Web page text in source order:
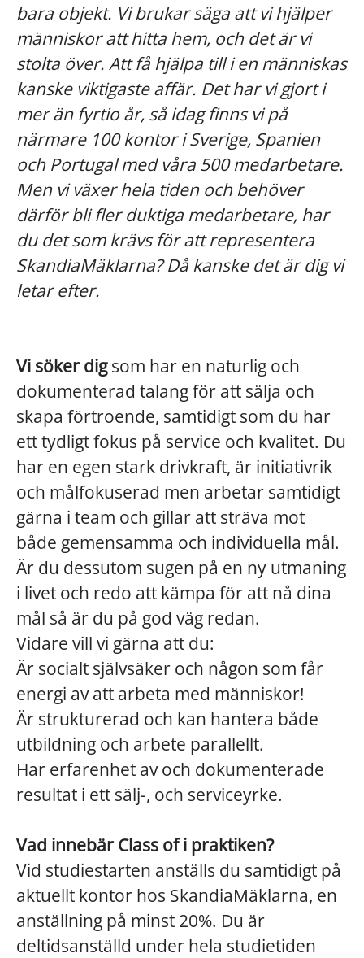
bara objekt. Vi brukar säga att vi hjälper
människor att hitta hem, och det är vi
stolta över. Att få hjälpa till i en människas
kanske viktigaste affär. Det har vi gjort i
mer än fyrtio år, så idag finns vi på
närmare 100 kontor i Sverige, Spanien
och Portugal med våra 500 medarbetare.
Men vi växer hela tiden och behöver
därför bli fler duktiga medarbetare, har
du det som krävs för att representera
SkandiaMäklarna? Då kanske det är dig vi
letar efter.
Vi söker digsom har en naturlig och
dokumenterad talang för att sälja och
skapa förtroende, samtidigt som du har
ett tydligt fokus på service och kvalitet. Du
har en egen stark drivkraft, är initiativrik
och målfokuserad men arbetar samtidigt
gärna i team och gillar att sträva mot
både gemensamma och individuella mål.
Är du dessutom sugen på en ny utmaning
i livet och redo att kämpa för att nå dina
mål så är du på god väg redan.
Vidare vill vi gärna att du:
Är socialt självsäker och någon som får
energi av att arbeta med människor!
Är strukturerad och kan hantera både
utbildning och arbete parallellt.
Har erfarenhet av och dokumenterade
resultat i ett sälj-, och serviceyrke.
Vad innebär Class of i praktiken?
Vid studiestarten anställs du samtidigt på
aktuellt kontor hos SkandiaMäklarna, en
anställning på minst 20%. Du är
deltidsanställd under hela studietiden